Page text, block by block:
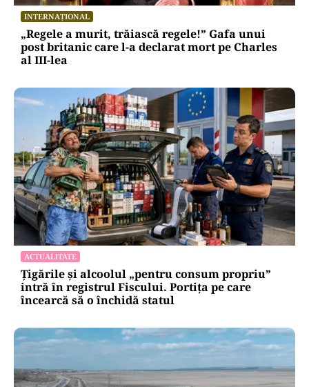
INTERNAȚIONAL
„Regele a murit, trăiască regele!” Gafa unui
post britanic care l-a declarat mort pe Charles
al III-lea
ACTUALITATE
Țigările și alcoolul „pentru consum propriu”
intră în registrul Fiscului. Portița pe care
încearcă să o închidă statul